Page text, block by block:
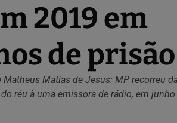
2019 em
de prisão
Matias de Jesus: MP recorreu
réu à uma emissora de rádio, em